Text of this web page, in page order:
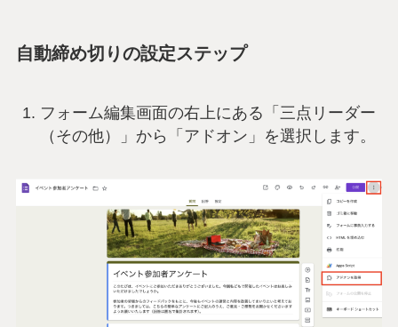
自動締め切りの設定ステップ
フォーム編集画面の右上にある「三点リーダー
（その他）」から「アドオン」を選択します。